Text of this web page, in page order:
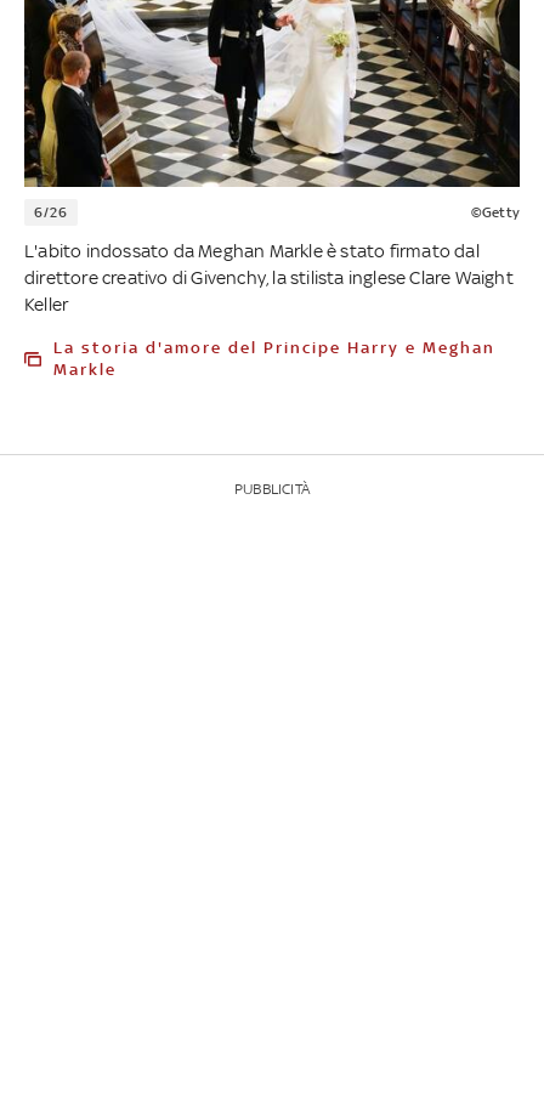
6/26 ©Getty
L'abito indossato da Meghan Markle è stato firmato dal
direttore creativo di Givenchy, la stilista inglese Clare Waight
Keller
La storia d'amore del Principe Harry e Meghan
Markle
PUBBLICITÀ